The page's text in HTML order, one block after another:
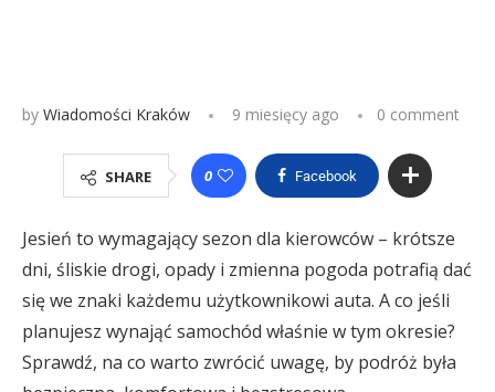
by Wiadomości Kraków 9 miesięcy ago 0 comment
SHARE 0 Facebook
Jesień to wymagający sezon dla kierowców – krótsze
dni, śliskie drogi, opady i zmienna pogoda potrafią dać
się we znaki każdemu użytkownikowi auta. A co jeśli
planujesz wynająć samochód właśnie w tym okresie?
Sprawdź, na co warto zwrócić uwagę, by podróż była